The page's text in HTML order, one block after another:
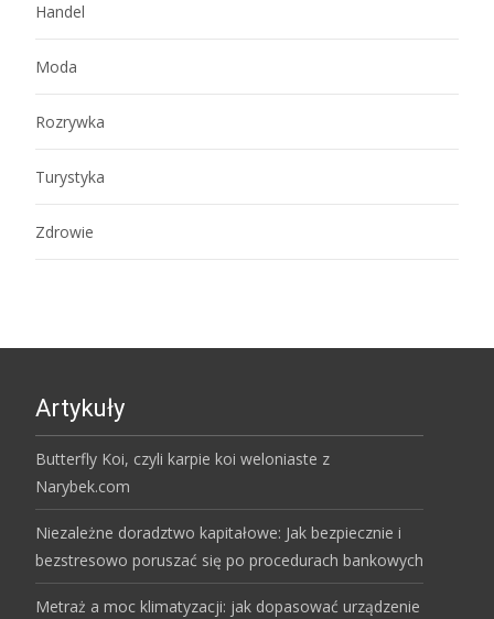
Handel
Moda
Rozrywka
Turystyka
Zdrowie
Artykuły
Butterfly Koi, czyli karpie koi weloniaste z
Narybek.com
Niezależne doradztwo kapitałowe: Jak bezpiecznie i
bezstresowo poruszać się po procedurach bankowych
Metraż a moc klimatyzacji: jak dopasować urządzenie